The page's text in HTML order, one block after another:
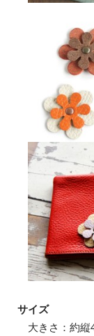
サイズ
大きさ：約